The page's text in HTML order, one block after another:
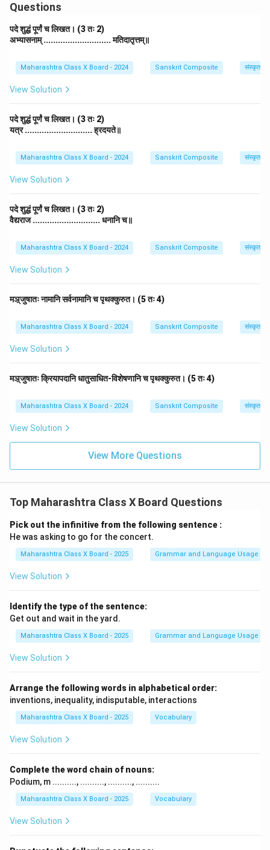
Questions
पदे शुद्धं पूर्णं च लिखत। (3 तः 2)
अभ्यासनाम् ............................ मतिदातृत्तम्॥
Maharashtra Class X Board - 2024 Sanskrit Composite संस्कृत
View Solution
पदे शुद्धं पूर्णं च लिखत। (3 तः 2)
यत्र ............................ ह्रदयते॥
Maharashtra Class X Board - 2024 Sanskrit Composite संस्कृत
View Solution
पदे शुद्धं पूर्णं च लिखत। (3 तः 2)
वैद्यराज ............................ धनानि च॥
Maharashtra Class X Board - 2024 Sanskrit Composite संस्कृत
View Solution
मञ़्जुषातः नामानि सर्वनामानि च पृथक्कुरुत। (5 तः 4)
Maharashtra Class X Board - 2024 Sanskrit Composite संस्कृत
View Solution
मञ़्जुषातः क्रियापदानि धातुसाधित-विशेषणानि च पृथक्कुरुत। (5 तः 4)
Maharashtra Class X Board - 2024 Sanskrit Composite संस्कृत
View Solution
View More Questions
Top Maharashtra Class X Board Questions
Pick out the infinitive from the following sentence :
He was asking to go for the concert.
Maharashtra Class X Board - 2025 Grammar and Language Usage
View Solution
Identify the type of the sentence:
Get out and wait in the yard.
Maharashtra Class X Board - 2025 Grammar and Language Usage
View Solution
Arrange the following words in alphabetical order:
inventions, inequality, indisputable, interactions
Maharashtra Class X Board - 2025 Vocabulary
View Solution
Complete the word chain of nouns:
Podium, m .........., .........., .........., ..........
Maharashtra Class X Board - 2025 Vocabulary
View Solution